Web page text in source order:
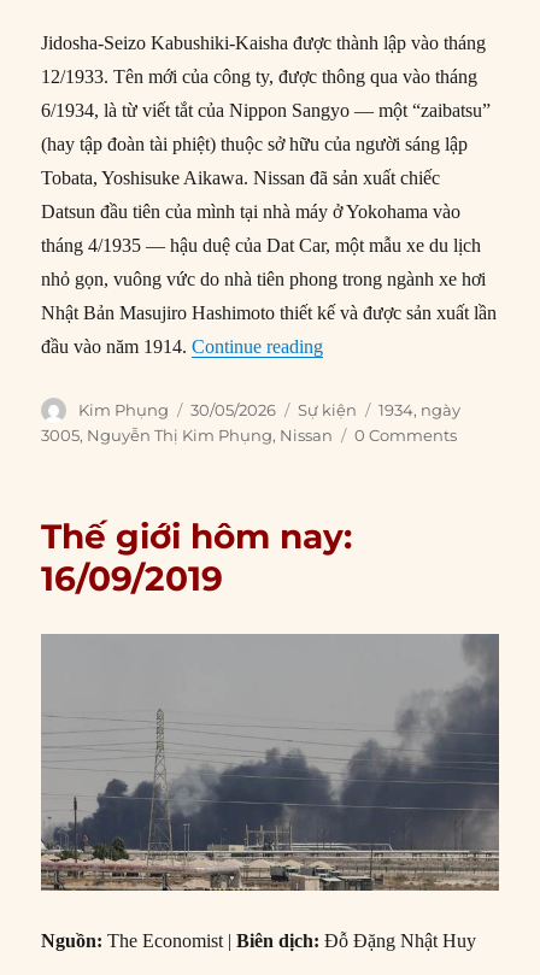
Jidosha-Seizo Kabushiki-Kaisha được thành lập vào tháng
12/1933. Tên mới của công ty, được thông qua vào tháng
6/1934, là từ viết tắt của Nippon Sangyo — một “zaibatsu”
(hay tập đoàn tài phiệt) thuộc sở hữu của người sáng lập
Tobata, Yoshisuke Aikawa. Nissan đã sản xuất chiếc
Datsun đầu tiên của mình tại nhà máy ở Yokohama vào
tháng 4/1935 — hậu duệ của Dat Car, một mẫu xe du lịch
nhỏ gọn, vuông vức do nhà tiên phong trong ngành xe hơi
Nhật Bản Masujiro Hashimoto thiết kế và được sản xuất lần
đầu vào năm 1914.Continue reading“30/05/1934: Công ty Xe
Author
Kim Phụng
Posted
on
30/05/2026 Categories
Sự kiện Tags
1934, ngày
3005, Nguyễn Thị Kim Phụng, Nissan 0 Comments
Thế giới hôm nay:
16/09/2019
Nguồn: The Economist |Biên dịch: Đỗ Đặng Nhật Huy